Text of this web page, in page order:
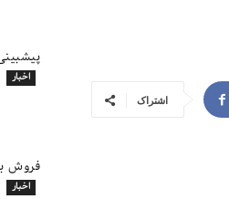
اخبار
فروش
اخبار
اشتراک